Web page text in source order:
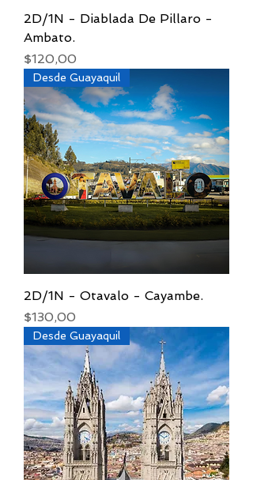
2D/1N - Diablada De Pillaro -
Ambato.
Precio
$120,00
Desde Guayaquil
2D/1N - Otavalo - Cayambe.
Precio
$130,00
Desde Guayaquil